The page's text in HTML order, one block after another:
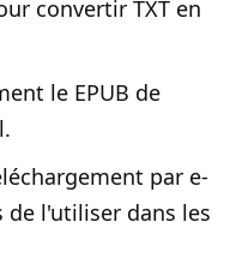
convertir TXT en
le EPUB de
par e-
de l'utiliser dans les